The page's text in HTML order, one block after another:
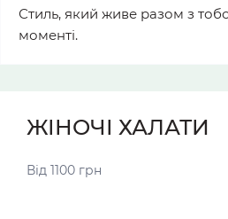
Стиль, який живе разом з
моменті.
ЖІНОЧІ ХАЛАТИ
Від 1100 грн